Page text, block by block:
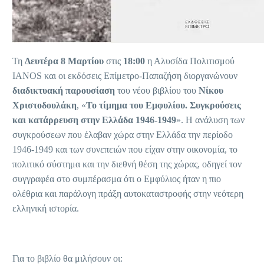
Τη Δευτέρα 8 Μαρτίου στις 18:00 η Αλυσίδα Πολιτισμού
IANOS και οι εκδόσεις Επίμετρο-Παπαζήση διοργανώνουν
διαδικτυακή παρουσίαση του νέου βιβλίου του Νίκου
Χριστοδουλάκη, «Το τίμημα του Εμφυλίου. Συγκρούσεις
και κατάρρευση στην Ελλάδα 1946-1949». Η ανάλυση των
συγκρούσεων που έλαβαν χώρα στην Ελλάδα την περίοδο
1946-1949 και των συνεπειών που είχαν στην οικονομία, το
πολιτικό σύστημα και την διεθνή θέση της χώρας, οδηγεί τον
συγγραφέα στο συμπέρασμα ότι ο Εμφύλιος ήταν η πιο
ολέθρια και παράλογη πράξη αυτοκαταστροφής στην νεότερη
ελληνική ιστορία.
Για το βιβλίο θα μιλήσουν οι: